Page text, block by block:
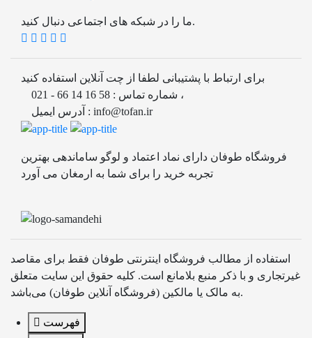
ما را در شبکه های اجتماعی دنبال کنید.
برای ارتباط با پشتیبانی لطفا از چت آنلاین استفاده کنید
شماره تماس : 58 16 14 66 - 021 ،
آدرس ایمیل : info@tofan.ir
فروشگاه طوفان دارای نماد اعتماد و لوگو ساماندهی بهترین
تجربه خرید را برای شما به ارمغان می آورد
استفاده از مطالب فروشگاه اینترنتی طوفان فقط برای مقاصد
غیرتجاری و با ذکر منبع بلامانع است. کلیه حقوق این سایت متعلق
به مالک یا مالکین (فروشگاه آنلاین طوفان) می‌باشد.
فهرست